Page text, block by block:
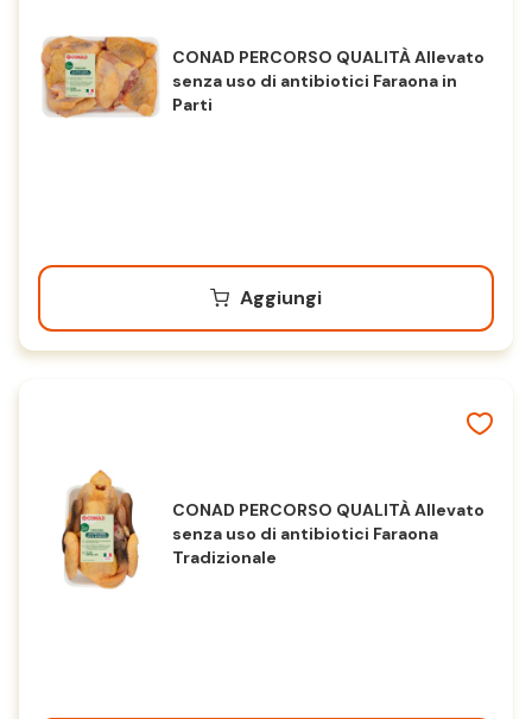
CONAD PERCORSO QUALITÀ Allevato
senza uso di antibiotici Faraona in
Parti
Aggiungi
CONAD PERCORSO QUALITÀ Allevato
senza uso di antibiotici Faraona
Tradizionale